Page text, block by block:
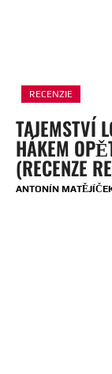
RECENZIE
TAJEMSTVÍ
HÁKEM
(RECENZE
ANTONÍN